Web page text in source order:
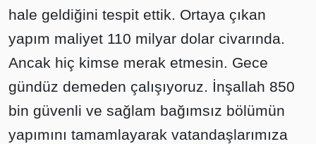
hale geldiğini tespit ettik. Ortaya çıkan
yapım maliyet 110 milyar dolar civarında.
Ancak hiç kimse merak etmesin. Gece
gündüz demeden çalışıyoruz. İnşallah 850
bin güvenli ve sağlam bağımsız bölümün
yapımını tamamlayarak vatandaşlarımıza